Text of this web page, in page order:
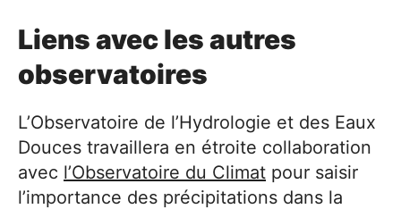
Liens avec les autres
observatoires
L’Observatoire de l’Hydrologie et des Eaux
Douces travaillera en étroite collaboration
avec l’Observatoire du Climat pour saisir
l’importance des précipitations dans la